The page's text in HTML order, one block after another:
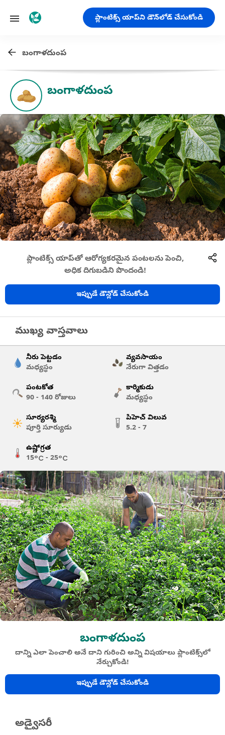
ప్లాంటిక్స్ యాప్‌ని డౌన్‌లోడ్ చేసుకోండి
బంగాళదుంప
బంగాళదుంప
ప్లాంటిక్స్ యాప్‌తో ఆరోగ్యకరమైన పంటలను పెంచి,
అధిక దిగుబడిని పొందండి!
ఇప్పుడే డౌన్లోడ్ చేసుకోండి
ముఖ్య వాస్తవాలు
నీరు పెట్టడం
మధ్యస్థం
వ్యవసాయం
నేరుగా విత్తడం
పంటకోత
90 - 140 రోజులు
కార్మికుడు
మధ్యస్థం
సూర్యరశ్మి
పూర్తి సూర్యుడు
పిహెచ్ విలువ
5.2 - 7
ఉష్ణోగ్రత
15°C - 25°C
బంగాళదుంప
దాన్ని ఎలా పెంచాలి అనే దాని గురించి అన్ని విషయాలు ప్లాంటిక్స్‌లో
నేర్చుకోండి!
ఇప్పుడే డౌన్లోడ్ చేసుకోండి
అడ్వైసరీ